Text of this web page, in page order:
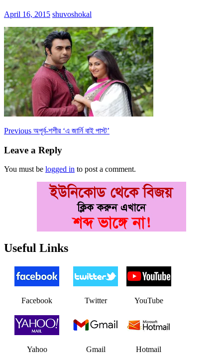
April 16, 2015 shuvoshokal
Post
navigation
Previous Previous
অপূর্ব-শশীর ‘এ জার্নি বাই পাস্ট’
Leave a Reply
You must be logged in to post a comment.
Useful Links
Facebook Twitter YouTube
Yahoo Gmail Hotmail